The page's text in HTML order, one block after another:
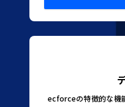
ecforceの特徴的な機